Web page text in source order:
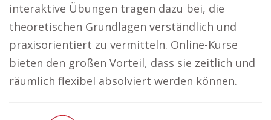
interaktive Übungen tragen dazu bei, die
theoretischen Grundlagen verständlich und
praxisorientiert zu vermitteln. Online-Kurse
bieten den großen Vorteil, dass sie zeitlich und
räumlich flexibel absolviert werden können.